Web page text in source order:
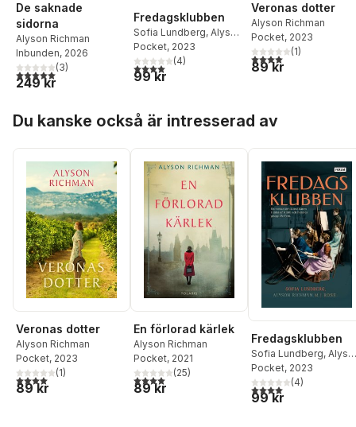
De saknade
sidorna
Alyson Richman
Inbunden, 2026
5,0utav 5 stjärnor. Totalt antal röster:
(3)
249 kr
Fredagsklubben
Sofia Lundberg, Alyson
Richman,M.J Rose
Pocket, 2023
4,0utav 5 stjärnor. Totalt antal röster:
(4)
99 kr
Veronas dotter
Alyson Richman
Pocket, 2023
4,0utav 5 stjärnor.
(1)
89 kr
Du kanske också är intresserad av
Veronas dotter
Alyson Richman
Pocket, 2023
4,0utav 5 stjärnor. Totalt antal röster:
(1)
89 kr
En förlorad kärlek
Alyson Richman
Pocket, 2021
4,0utav 5 stjärnor. Totalt antal röster:
(25)
89 kr
Fredagsklubben
Sofia Lundberg,
Richman,M.J Rose
Pocket, 2023
4,0utav 5 stjärnor.
(4)
99 kr